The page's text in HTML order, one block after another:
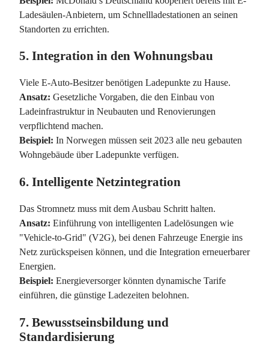
Ladesäulen-Anbietern, um Schnellladestationen an seinen
Standorten zu errichten.
5. Integration in den Wohnungsbau
Viele E-Auto-Besitzer benötigen Ladepunkte zu Hause.
Ansatz: Gesetzliche Vorgaben, die den Einbau von
Ladeinfrastruktur in Neubauten und Renovierungen
verpflichtend machen.
Beispiel: In Norwegen müssen seit 2023 alle neu gebauten
Wohngebäude über Ladepunkte verfügen.
6. Intelligente Netzintegration
Das Stromnetz muss mit dem Ausbau Schritt halten.
Ansatz: Einführung von intelligenten Ladelösungen wie
"Vehicle-to-Grid" (V2G), bei denen Fahrzeuge Energie ins
Netz zurückspeisen können, und die Integration erneuerbarer
Energien.
Beispiel: Energieversorger könnten dynamische Tarife
einführen, die günstige Ladezeiten belohnen.
7. Bewusstseinsbildung und
Standardisierung